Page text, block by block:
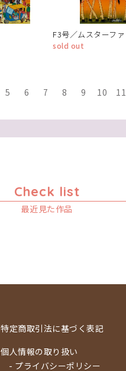
F3号／ムスターファ
sold out
5 6 7 8 9 10 11
Check list
最近見た作品
特定商取引法に基づく表記
個人情報の取り扱い
- プライバシーポリシー